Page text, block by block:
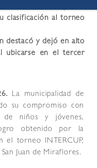
clasificación al torneo
destacó y dejó en alto
ubicarse en el tercer
. La municipalidad de
su compromiso con
niños y jóvenes,
obtenido por la
el torneo INTERCUP,
Juan de Miraflores.